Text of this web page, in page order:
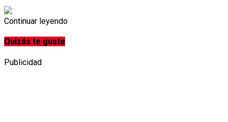
Continuar leyendo
Quizás te guste
Publicidad